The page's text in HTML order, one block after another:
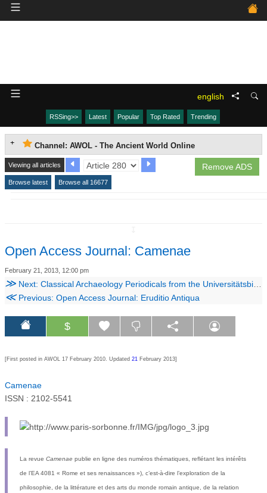
english
RSSing>> Latest Popular Top Rated Trending
Channel: AWOL - The Ancient World Online
Remove ADS
Viewing all articles
Browse latest Browse all 16677
Open Access Journal: Camenae
February 21, 2013, 12:00 pm
≫ Next: Classical Archaeology Periodicals from the Universitätsbibliothek Heidelberg Archäologische Literatur Project
≪Previous: Open Access Journal: Eruditio Antiqua
$
[First posted in AWOL 17 February 2010. Updated 21 February 201 3]
Camenae
ISSN : 2102-5541
La revue Camenae publie en ligne des numéros thématiques, reflétant les intérêts
de l’EA 4081 « Rome et ses renaissances »), c’est-à-dire l’exploration de la
philosophie, de la littérature et des arts du monde romain antique, de la relation